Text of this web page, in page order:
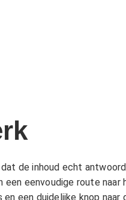
de inhoud echt
eenvoudige route naar
een duidelijke knop naar